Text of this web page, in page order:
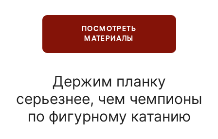
ПОСМОТРЕТЬ
МАТЕРИАЛЫ
Держим планку
серьезнее, чем чемпионы
по фигурному катанию